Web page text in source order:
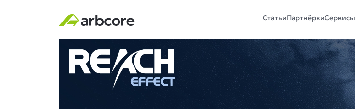
СтатьиПартнёркиСервисы